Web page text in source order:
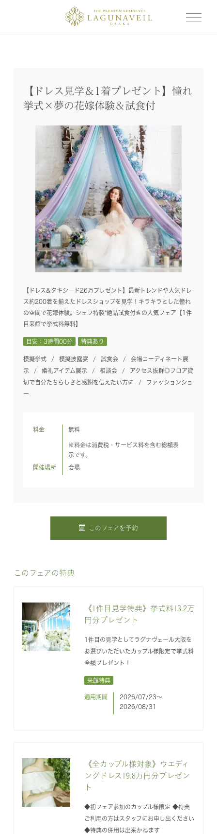
【ドレス見学＆1着プレゼント】憧れ
挙式×夢の花嫁体験＆試食付
【ドレス&タキシード26万プレゼント】最新トレンドや人気ドレ
ス約200着を揃えたドレスショップを見学！キラキラとした憧れ
の空間で花嫁体験。シェフ特製*絶品試食付きの人気フェア【1件
目来館で挙式料無料】
目安：3時間00分 特典あり
模擬挙式 模擬披露宴 試食会
会場コーディネート展
示
婚礼アイテム展示 相談会
アクセス抜群◎フロア貸
切で自分たちらしさと感謝を伝えたい方に
ファッションショ
ー
料金 無料
※料金は消費税・サービス料を含む総額表
示です。
開催場所 会場
このフェアを予約
このフェアの特典
《1件目見学特典》挙式料13.2万
円分プレゼント
1件目の見学としてラグナヴェール大阪を
お選びいただいたカップル様限定で挙式料
全額プレゼント！
来館特典
適用期間
2026/07/23〜
2026/08/31
《全カップル様対象》ウエディ
ングドレス19.8万円分プレゼン
ト
◆初フェア参加のカップル様限定 ◆特典
ご利用の方はスタッフにお申し出ください
◆特典の併用は出来かねます